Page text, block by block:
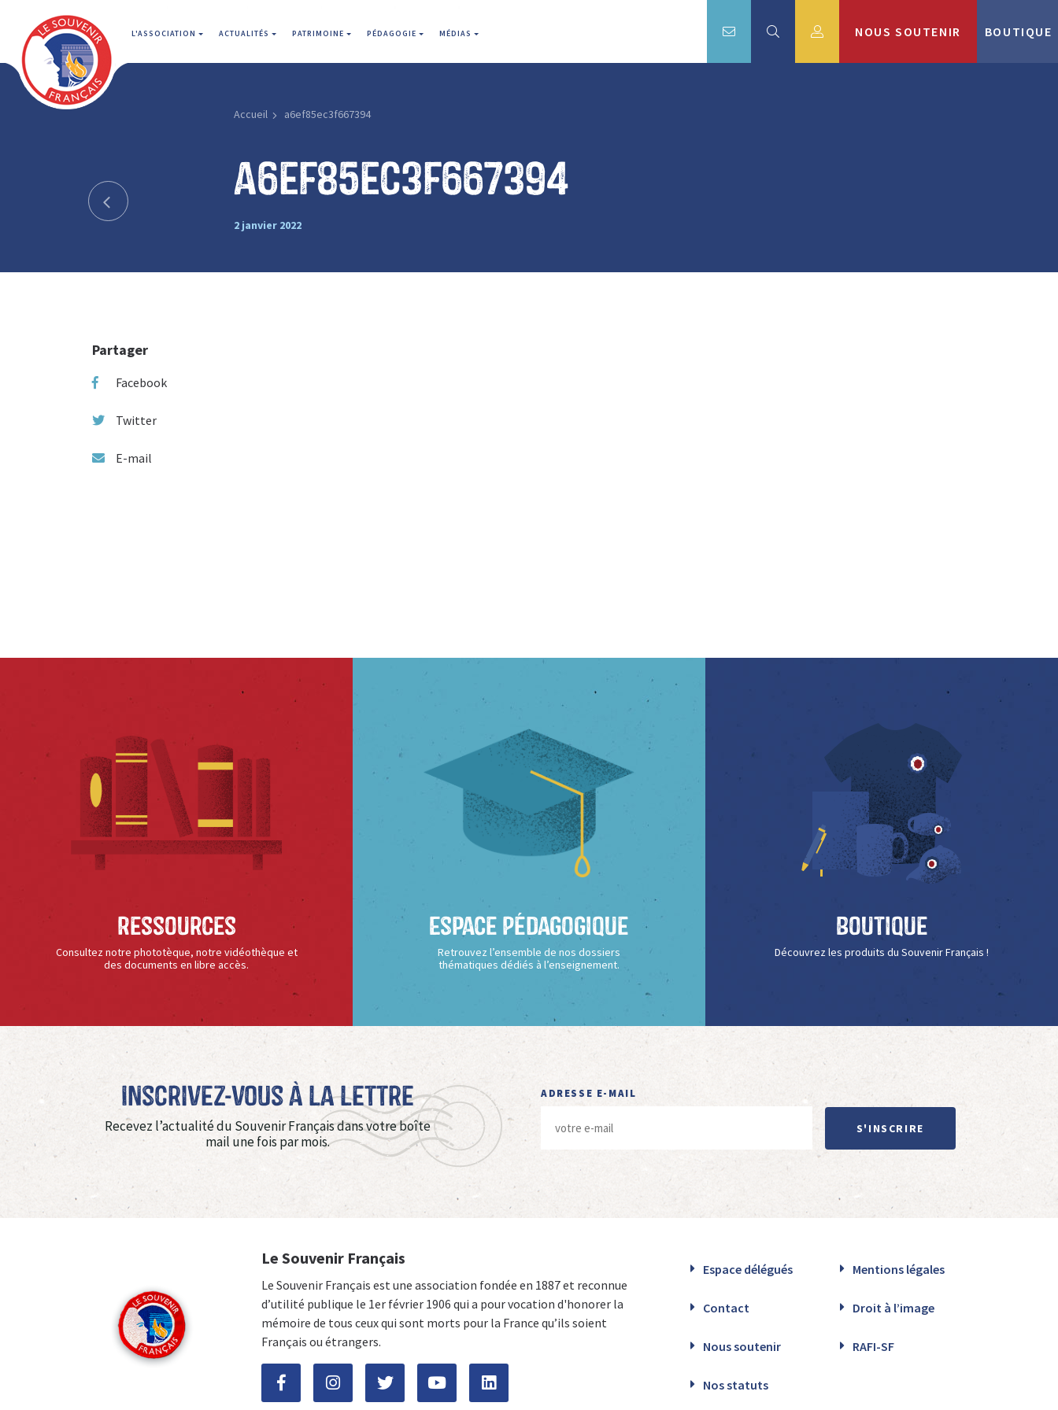
L'ASSOCIATION ACTUALITÉS PATRIMOINE PÉDAGOGIE MÉDIAS NOUS SOUTENIR BOUTIQUE
Accueil a6ef85ec3f667394
a6ef85ec3f667394
2 janvier 2022
Partager
Facebook
Twitter
E-mail
Ressources
Consultez notre phototèque, notre vidéothèque et
des documents en libre accès.
Espace Pédagogique
Retrouvez l’ensemble de nos dossiers
thématiques dédiés à l’enseignement.
Boutique
Découvrez les produits du Souvenir Français !
Inscrivez-vous à La Lettre
Recevez l’actualité du Souvenir Français dans votre boîte
mail une fois par mois.
ADRESSE E-MAIL
S'INSCRIRE
Le Souvenir Français
Le Souvenir Français est une association fondée en 1887 et reconnue
d’utilité publique le 1er février 1906 qui a pour vocation d'honorer la
mémoire de tous ceux qui sont morts pour la France qu’ils soient
Français ou étrangers.
Espace délégués Mentions légales
Contact Droit à l’image
Nous soutenir RAFI-SF
Nos statuts